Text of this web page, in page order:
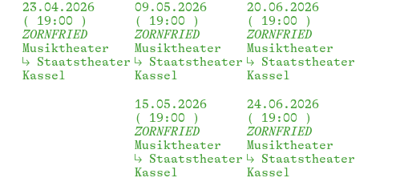
23.04.2026
19:00
ZORNFRIED
Musiktheater
Staatstheater
Kassel
09.05.2026
19:00
ZORNFRIED
Musiktheater
Staatstheater
Kassel
15.05.2026
19:00
ZORNFRIED
Musiktheater
Staatstheater
Kassel
20.06.2026
19:00
ZORNFRIED
Musiktheater
Staatstheater
Kassel
24.06.2026
19:00
ZORNFRIED
Musiktheater
Staatstheater
Kassel